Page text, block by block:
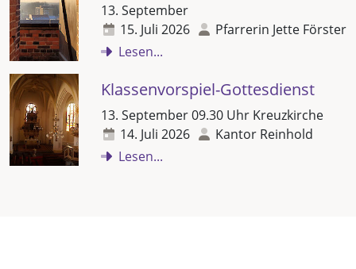
13. September
15. Juli 2026
Pfarrerin Jette Förster
Lesen...
Klassenvorspiel-Gottesdienst
13. September 09.30 Uhr Kreuzkirche
14. Juli 2026
Kantor Reinhold
Lesen...